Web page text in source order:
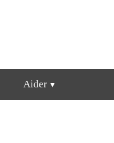
Aider